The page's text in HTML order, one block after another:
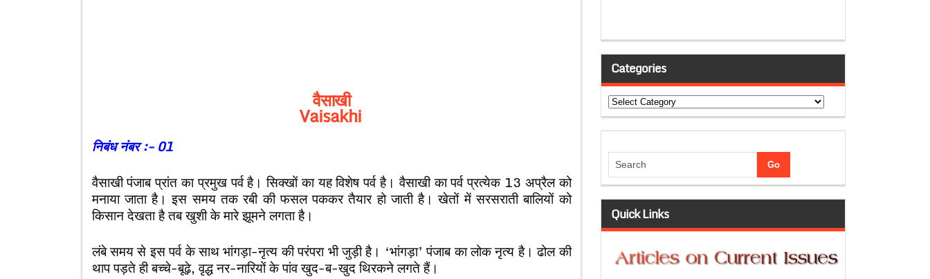
वैसाखी
Vaisakhi
निबंध नंबर :- 01
वैसाखी पंजाब प्रांत का प्रमुख पर्व है। सिक्खों का यह विशेष पर्व है। वैसाखी का पर्व प्रत्येक 13 अप्रैल को
मनाया जाता है। इस समय तक रबी की फसल पककर तैयार हो जाती है। खेतों में सरसराती बालियों को
किसान देखता है तब खुशी के मारे झूमने लगता है।
लंबे समय से इस पर्व के साथ भांगड़ा-नृत्य की परंपरा भी जुड़ी है। ‘भांगड़ा’ पंजाब का लोक नृत्य है। ढोल की
थाप पड़ते ही बच्चे-बूढ़े, वृद्ध नर-नारियों के पांव खुद-ब-खुद थिरकने लगते हैं।
Categories
Categories
Quick Links